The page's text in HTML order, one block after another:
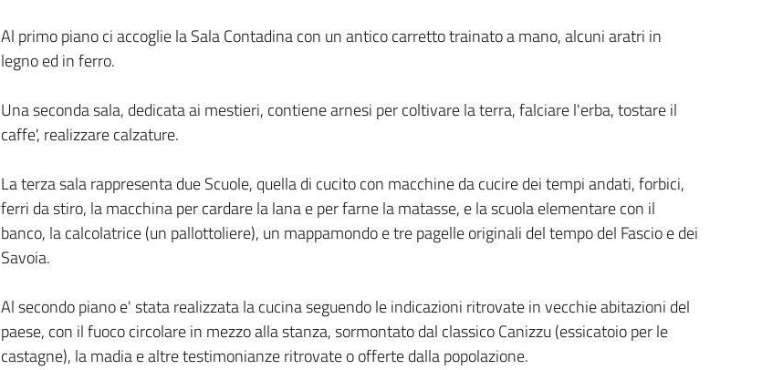
Al primo piano ci accoglie la Sala Contadina con un antico carretto trainato a mano, alcuni aratri in
legno ed in ferro.
Una seconda sala, dedicata ai mestieri, contiene arnesi per coltivare la terra, falciare l'erba, tostare il
caffe', realizzare calzature.
La terza sala rappresenta due Scuole, quella di cucito con macchine da cucire dei tempi andati, forbici,
ferri da stiro, la macchina per cardare la lana e per farne la matasse, e la scuola elementare con il
banco, la calcolatrice (un pallottoliere), un mappamondo e tre pagelle originali del tempo del Fascio e dei
Savoia.
Al secondo piano e' stata realizzata la cucina seguendo le indicazioni ritrovate in vecchie abitazioni del
paese, con il fuoco circolare in mezzo alla stanza, sormontato dal classico Canizzu (essicatoio per le
castagne), la madia e altre testimonianze ritrovate o offerte dalla popolazione.